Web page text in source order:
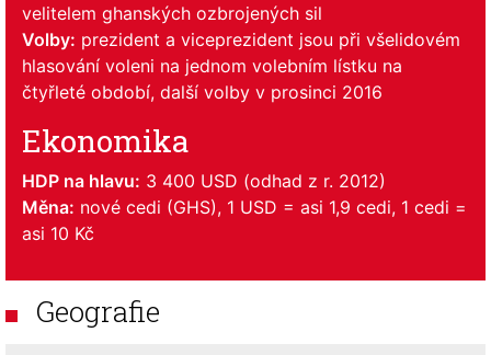
velitelem ghanských ozbrojených sil
Volby: prezident a viceprezident jsou při všelidovém
hlasování voleni na jednom volebním lístku na
čtyřleté období, další volby v prosinci 2016
Ekonomika
HDP na hlavu: 3 400 USD (odhad z r. 2012)
Měna: nové cedi (GHS), 1 USD = asi 1,9 cedi, 1 cedi =
asi 10 Kč
Geografie